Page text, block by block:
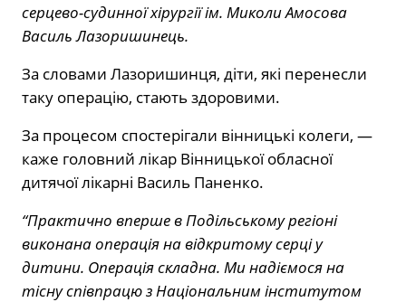
серцево-судинної хірургії ім. Миколи Амосова
Василь Лазоришинець.
За словами Лазоришинця, діти, які перенесли
таку операцію, стають здоровими.
За процесом спостерігали вінницькі колеги, —
каже головний лікар Вінницької обласної
дитячої лікарні Василь Паненко.
“Практично вперше в Подільському регіоні
виконана операція на відкритому серці у
дитини. Операція складна. Ми надіємося на
тісну співпрацю з Національним інститутом